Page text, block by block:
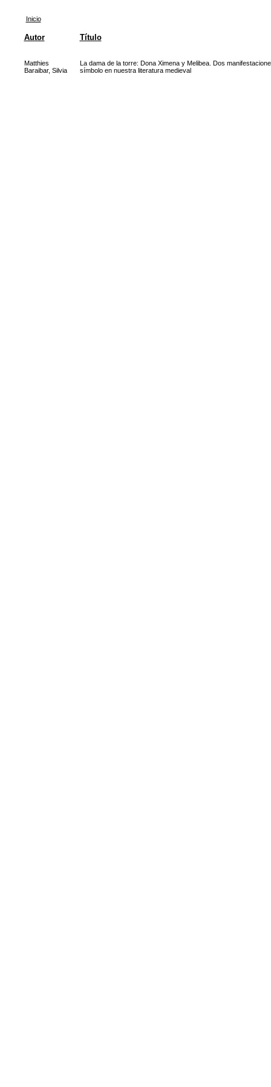
Inicio
Autor Título
Matthies
Baraibar, Silvia
La dama de la torre: Dona Ximena y Melibea. Dos
símbolo en nuestra literatura medieval